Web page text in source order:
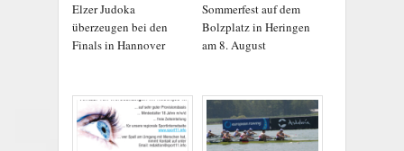
Elzer Judoka
überzeugen bei den
Finals in Hannover
Sommerfest auf dem
Bolzplatz in Heringen
am 8. August